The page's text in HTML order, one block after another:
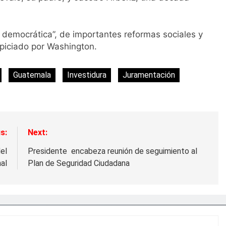
de importantes reformas sociales y
por Washington.
Guatemala Investidura Juramentación
Next:
Presidente encabeza reunión de seguimiento al
Plan de Seguridad Ciudadana